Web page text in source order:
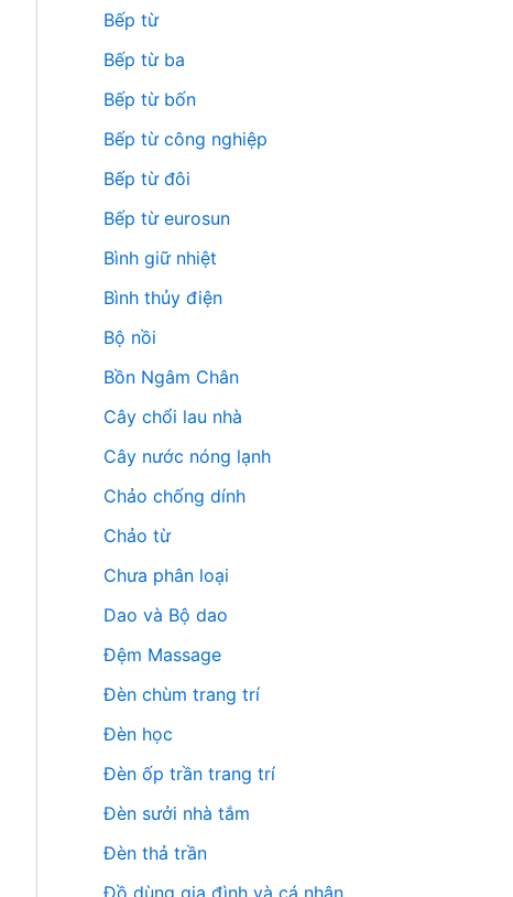
Bếp từ
Bếp từ ba
Bếp từ bốn
Bếp từ công nghiệp
Bếp từ đôi
Bếp từ eurosun
Bình giữ nhiệt
Bình thủy điện
Bộ nồi
Bồn Ngâm Chân
Cây chổi lau nhà
Cây nước nóng lạnh
Chảo chống dính
Chảo từ
Chưa phân loại
Dao và Bộ dao
Đệm Massage
Đèn chùm trang trí
Đèn học
Đèn ốp trần trang trí
Đèn sưởi nhà tắm
Đèn thả trần